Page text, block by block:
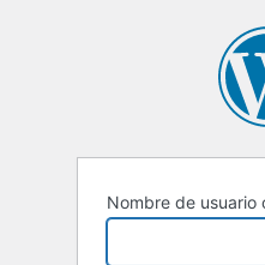
Nombre de usuario